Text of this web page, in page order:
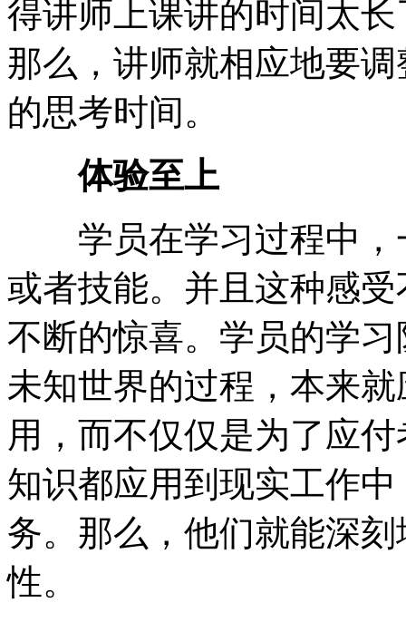
得讲师上课讲的时间太
那么，讲师就相应地要
的思考时间。
体验至上
学员在学习过程中，
或者技能。并且这种感
不断的惊喜。学员的学
未知世界的过程，本来
用，而不仅仅是为了应
知识都应用到现实工作
务。那么，他们就能深
性。